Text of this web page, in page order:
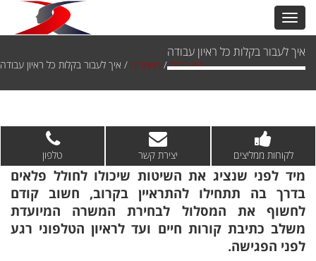
איך לעבור בקלות כל ראיון עבודה
דף הבית / מאמרים / איך לעבור בקלות כל ראיון עבודה
לקוחות ממליצים יצירת קשר טלפון
מיד לפני שנציג את השיטות שיכולו לחולל פלאים
בדרך בה תתחילו להתראיין בקרוב, חשוב קודם
לחשוף את המסלול לבחירת המשרה המיועדת
משלב כתיבת קורות חיים ועד לראיון הטלפוני רגע
לפני הפגישה.